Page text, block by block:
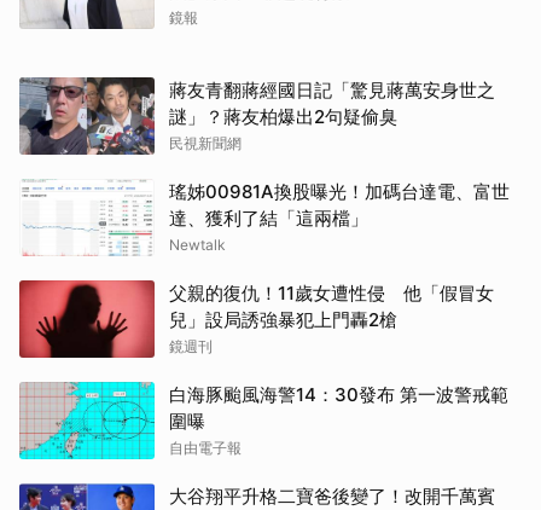
鏡報
蔣友青翻蔣經國日記「驚見蔣萬安身世之
謎」？蔣友柏爆出2句疑偷臭
民視新聞網
瑤姊00981A換股曝光！加碼台達電、富世
達、獲利了結「這兩檔」
Newtalk
父親的復仇！11歲女遭性侵 他「假冒女
兒」設局誘強暴犯上門轟2槍
鏡週刊
白海豚颱風海警14：30發布 第一波警戒範
圍曝
自由電子報
大谷翔平升格二寶爸後變了！改開千萬賓
取消